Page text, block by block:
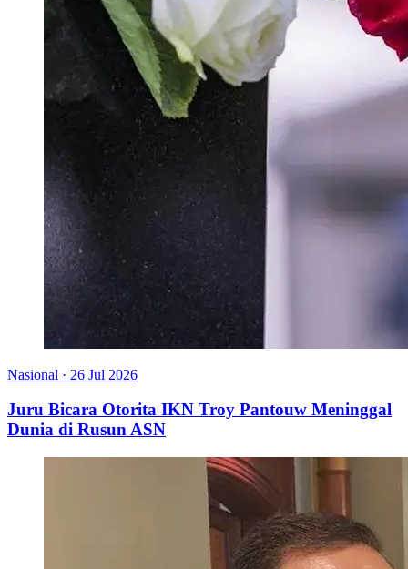
Nasional · 26 Jul 2026
Juru Bicara Otorita IKN Troy Pantouw Meninggal
Dunia di Rusun ASN